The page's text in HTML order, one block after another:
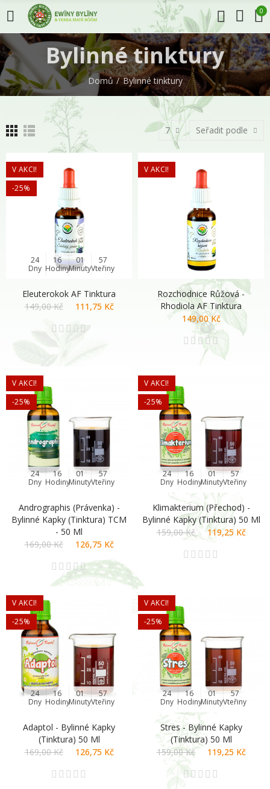
0
Bylinné tinktury
Domů Bylinné tinktury
7 Seřadit podle
V AKCI!
-25%
24
Dny
16
Hodiny
01
Minuty
56
Vteřiny
Eleuterokok AF Tinktura
149,00 Kč
111,75 Kč
V AKCI!
Rozchodnice Růžová -
Rhodiola AF Tinktura
149,00 Kč
V AKCI!
-25%
24
Dny
16
Hodiny
01
Minuty
56
Vteřiny
Andrographis (právenka) -
Bylinné Kapky (tinktura) TCM
- 50 Ml
169,00 Kč
126,75 Kč
V AKCI!
-25%
24
Dny
16
Hodiny
01
Minuty
56
Vteřiny
Klimakterium (přechod) -
Bylinné Kapky (tinktura) 50 Ml
159,00 Kč
119,25 Kč
V AKCI!
-25%
24
Dny
16
Hodiny
01
Minuty
57
Vteřiny
Adaptol - Bylinné Kapky
(tinktura) 50 Ml
169,00 Kč
126,75 Kč
V AKCI!
-25%
24
Dny
16
Hodiny
01
Minuty
56
Vteřiny
Stres - Bylinné Kapky
(tinktura) 50 Ml
159,00 Kč
119,25 Kč